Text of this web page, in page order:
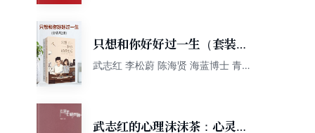
只想和你好好过一生（套装共
2册）
武志红 李松蔚 陈海贤 海蓝博士 青音
武志红的心理沫沫茶：心灵的